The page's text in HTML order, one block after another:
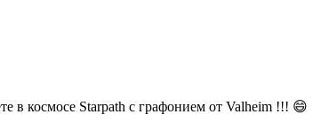
в космосе Starpath с графонием от Valheim !!! 😄